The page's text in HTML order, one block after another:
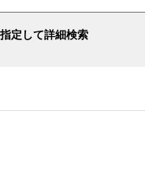
定して詳細検索